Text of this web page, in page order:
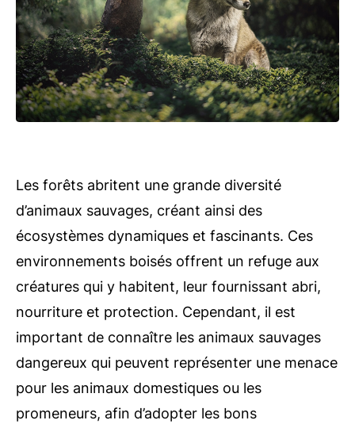
Les forêts abritent une grande diversité
d’animaux sauvages, créant ainsi des
écosystèmes dynamiques et fascinants. Ces
environnements boisés offrent un refuge aux
créatures qui y habitent, leur fournissant abri,
nourriture et protection. Cependant, il est
important de connaître les animaux sauvages
dangereux qui peuvent représenter une menace
pour les animaux domestiques ou les
promeneurs, afin d’adopter les bons